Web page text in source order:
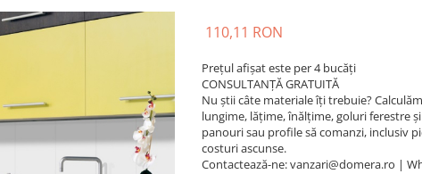
110,11 RON
Prețul afișat este per 4 bucăți
CONSULTANȚĂ GRATUITĂ
Nu știi câte materiale îți trebuie?
lungime, lățime, înălțime, goluri ferestre
panouri sau profile să comanzi, inclusiv
costuri ascunse.
Contactează-ne: vanzari@domera.ro |